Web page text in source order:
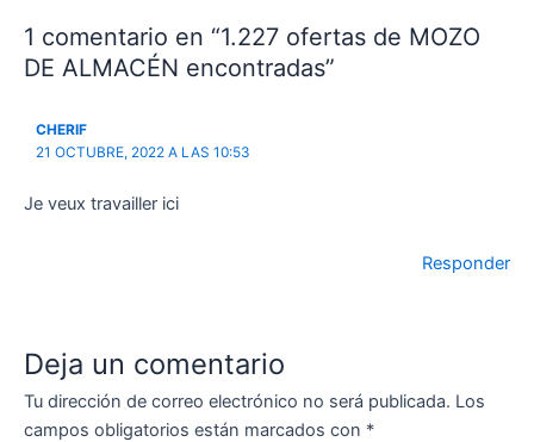
1 comentario en “1.227 ofertas de MOZO
DE ALMACÉN encontradas”
CHERIF
21 OCTUBRE, 2022 A LAS 10:53
Je veux travailler ici
Responder
Deja un comentario
Tu dirección de correo electrónico no será publicada. Los
campos obligatorios están marcados con *